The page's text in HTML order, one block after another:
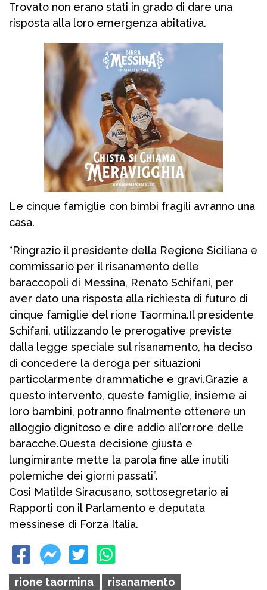
Trovato non erano stati in grado di dare una
risposta alla loro emergenza abitativa.
Le cinque famiglie con bimbi fragili avranno una
casa.
“Ringrazio il presidente della Regione Siciliana e
commissario per il risanamento delle
baraccopoli di Messina, Renato Schifani, per
aver dato una risposta alla richiesta di futuro di
cinque famiglie del rione Taormina.Il presidente
Schifani, utilizzando le prerogative previste
dalla legge speciale sul risanamento, ha deciso
di concedere la deroga per situazioni
particolarmente drammatiche e gravi.Grazie a
questo intervento, queste famiglie, insieme ai
loro bambini, potranno finalmente ottenere un
alloggio dignitoso e dire addio all’orrore delle
baracche.Questa decisione giusta e
lungimirante mette la parola fine alle inutili
polemiche dei giorni passati”.
Così Matilde Siracusano, sottosegretario ai
Rapporti con il Parlamento e deputata
messinese di Forza Italia.
rione taormina
risanamento